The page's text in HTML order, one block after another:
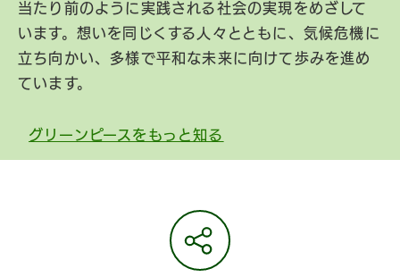
当たり前のように実践される社会の実現をめざして
います。想いを同じくする人々とともに、気候危機に
立ち向かい、多様で平和な未来に向けて歩みを進め
ています。
グリーンピースをもっと知る